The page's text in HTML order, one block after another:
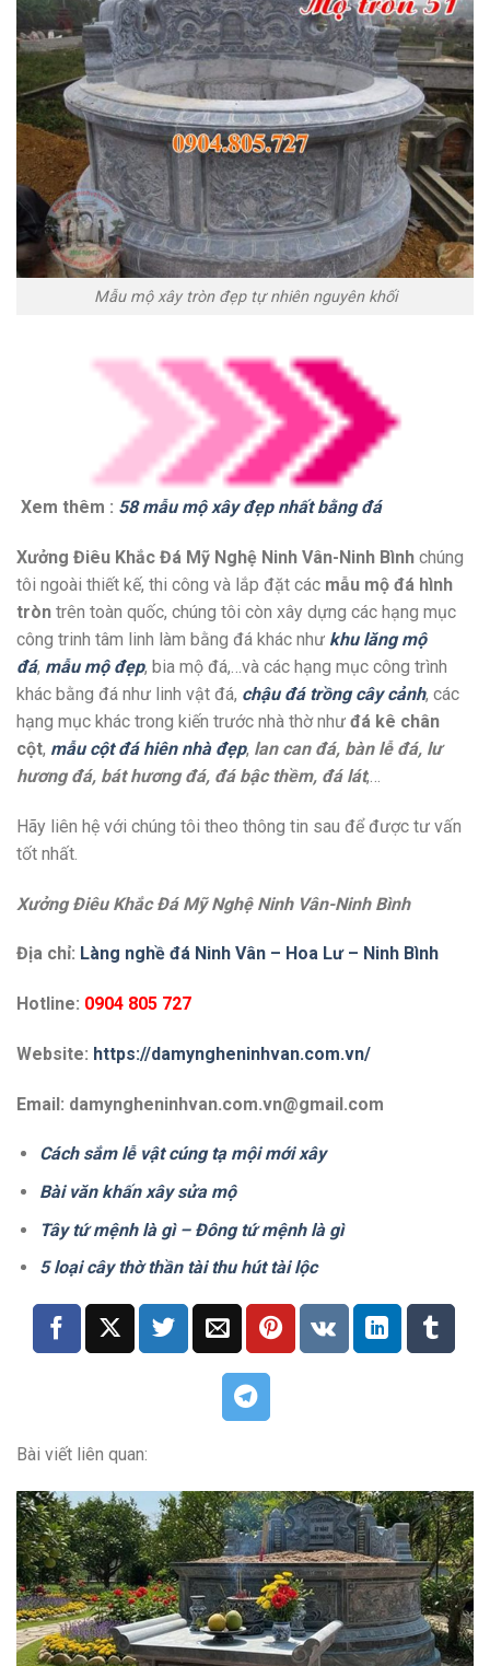
Mẫu mộ xây tròn đẹp tự nhiên nguyên khối
Xem thêm : 58 mẫu mộ xây đẹp nhất bằng đá
Xưởng Điêu Khắc Đá Mỹ Nghệ Ninh Vân-Ninh Bình chúng
tôi ngoài thiết kế, thi công và lắp đặt các mẫu mộ đá hình
tròn trên toàn quốc, chúng tôi còn xây dựng các hạng mục
công trinh tâm linh làm bằng đá khác như khu lăng mộ
đá, mẫu mộ đẹp, bia mộ đá,…và các hạng mục công trình
khác bằng đá như linh vật đá, chậu đá trồng cây cảnh, các
hạng mục khác trong kiến trước nhà thờ như đá kê chân
cột, mẫu cột đá hiên nhà đẹp, lan can đá, bàn lễ đá, lư
hương đá, bát hương đá, đá bậc thềm, đá lát,…
Hãy liên hệ với chúng tôi theo thông tin sau để được tư vấn
tốt nhất.
Xưởng Điêu Khắc Đá Mỹ Nghệ Ninh Vân-Ninh Bình
Địa chỉ: Làng nghề đá Ninh Vân – Hoa Lư – Ninh Bình
Hotline: 0904 805 727
Website: https://damyngheninhvan.com.vn/
Email: damyngheninhvan.com.vn@gmail.com
Cách sắm lễ vật cúng tạ mội mới xây
Bài văn khấn xây sửa mộ
Tây tứ mệnh là gì – Đông tứ mệnh là gì
5 loại cây thờ thần tài thu hút tài lộc
Bài viết liên quan: